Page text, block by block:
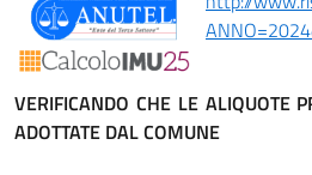
VERIFICANDO CHE LE ALIQUOTE
ADOTTATE DAL COMUNE